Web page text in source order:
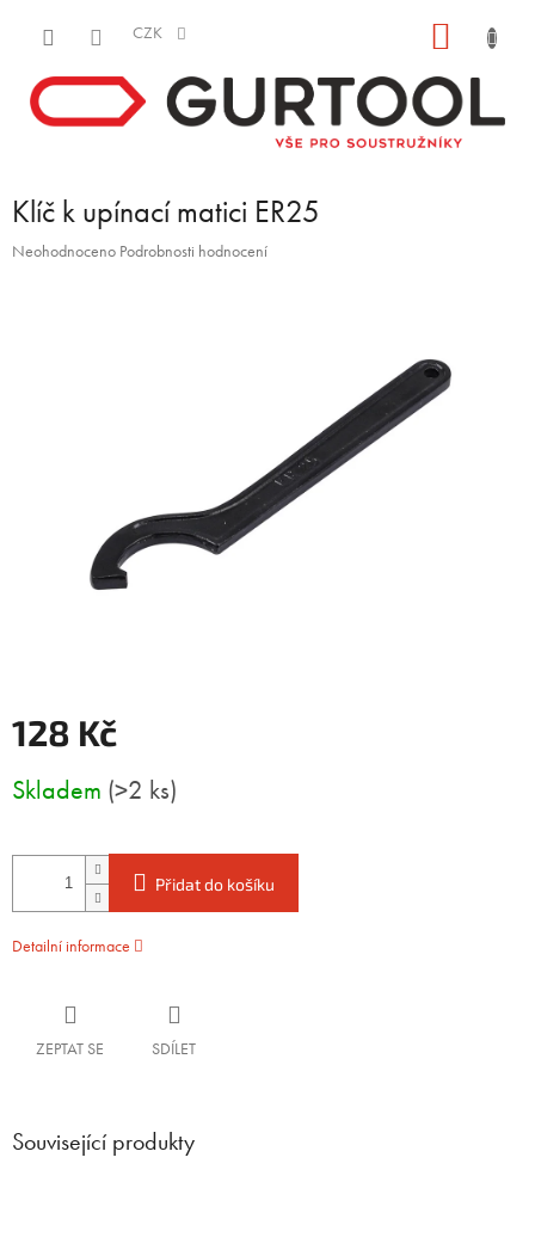
CZK
Klíč k upínací matici ER25
Průměrné
Neohodnoceno Podrobnosti hodnocení
128 Kč
cena:
Skladem (>2 ks)
Přidat do košíku
Detailní informace
ZEPTAT SE SDÍLET
Související produkty